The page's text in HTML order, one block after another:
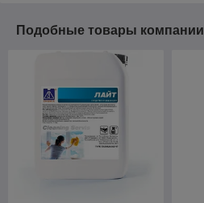
Подобные товары компании